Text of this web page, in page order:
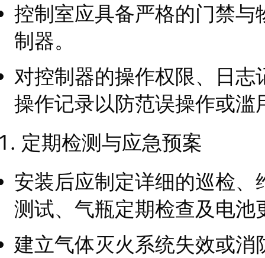
控制室应具备严格的门禁
制器。
对控制器的操作权限、日
操作记录以防范误操作或滥
定期检测与应急预案
安装后应制定详细的巡检
测试、气瓶定期检查及电池
建立气体灭火系统失效或